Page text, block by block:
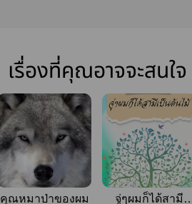
เรื่องที่คุณอาจจะสนใจ
คุณหมาป่าของผม
จู่ๆผมก็ได้สามี